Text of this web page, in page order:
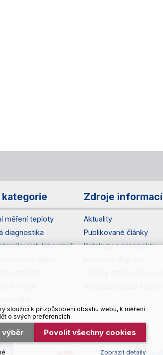
měření teploty
diagnostika
laboratoří
Zdroje informací
Aktuality
Publikované články
Katalogy a prospekty
sloužící k přizpůsobení obsahu webu, k měření
o svých preferencích.
výběr Povolit všechny cookies
Zobrazit detaily